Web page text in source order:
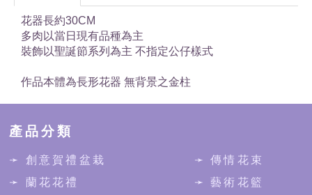
花器長約30CM
多肉以當日現有品種為主
裝飾以聖誕節系列為主 不指定公仔樣式
作品本體為長形花器 無背景之金柱
產品分類
➛ 創意賀禮盆栽
➛ 蘭花花禮
➛ 傳情花束
➛ 藝術花籃